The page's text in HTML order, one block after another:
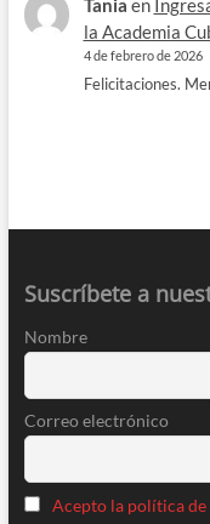
Tania en
la Academia
4 de febrero de 2026
Felicitaciones.
Suscríbete a
Nombre
Correo electrónico
Acepto la política